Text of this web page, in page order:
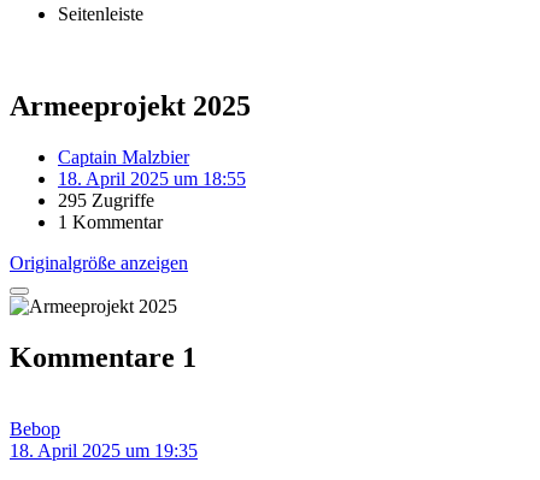
Seitenleiste
Armeeprojekt 2025
Captain Malzbier
18. April 2025 um 18:55
295 Zugriffe
1 Kommentar
Originalgröße anzeigen
Kommentare 1
Bebop
18. April 2025 um 19:35